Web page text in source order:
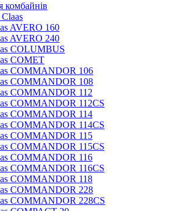
комбайнів
AVERO 160
AVERO 240
COLUMBUS
COMET
COMMANDOR 106
COMMANDOR 108
COMMANDOR 112
COMMANDOR 112CS
COMMANDOR 114
COMMANDOR 114CS
COMMANDOR 115
COMMANDOR 115CS
COMMANDOR 116
COMMANDOR 116CS
COMMANDOR 118
COMMANDOR 228
COMMANDOR 228CS